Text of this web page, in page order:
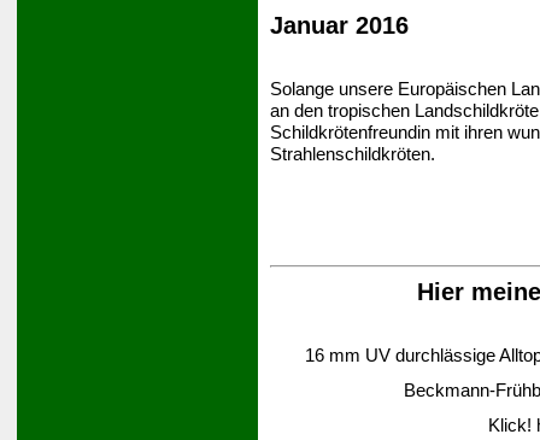
Januar 2016
Solange unsere Europäischen
an den tropischen
Schildkrötenfreundin mit ihren
Strahlenschildkröten.
Hier
16 mm UV durchlässige
Beckmann-
Klick!